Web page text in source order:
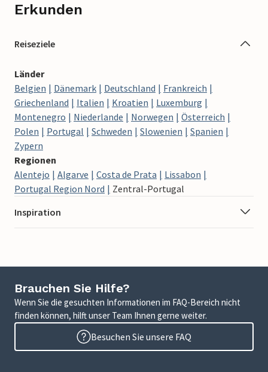
Erkunden
Reiseziele
Länder
Belgien
Dänemark Deutschland
Frankreich
Griechenland
Italien Kroatien
Luxemburg
Montenegro
Niederlande Norwegen
Österreich
Polen
Portugal Schweden Slowenien
Spanien
Zypern
Regionen
Alentejo
Algarve Costa de Prata
Lissabon
Portugal Region Nord
Zentral-Portugal
Inspiration
Brauchen Sie Hilfe?
Wenn Sie die gesuchten Informationen im FAQ-Bereich nicht
finden können, hilft unser Team Ihnen gerne weiter.
Besuchen Sie unsere FAQ